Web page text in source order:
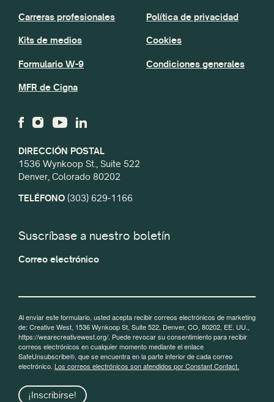
DIRECCIÓN POSTAL
1536 Wynkoop St., Suite 522
Denver, Colorado 80202
TELÉFONO (303) 629-1166
Carreras profesionales
Kits de medios
Formulario W-9
MFR de Cigna
Política de privacidad
Cookies
Condiciones generales
Suscríbase a nuestro boletín
Correo electrónico
Al enviar este formulario, usted acepta recibir correos electrónicos de marketing
de: Creative West, 1536 Wynkoop St, Suite 522, Denver, CO, 80202, EE. UU.,
https://wearecreativewest.org/. Puede revocar su consentimiento para recibir
correos electrónicos en cualquier momento mediante el enlace
SafeUnsubscribe®, que se encuentra en la parte inferior de cada correo
electrónico. Los correos electrónicos son atendidos por Constant Contact.
¡Inscribirse!